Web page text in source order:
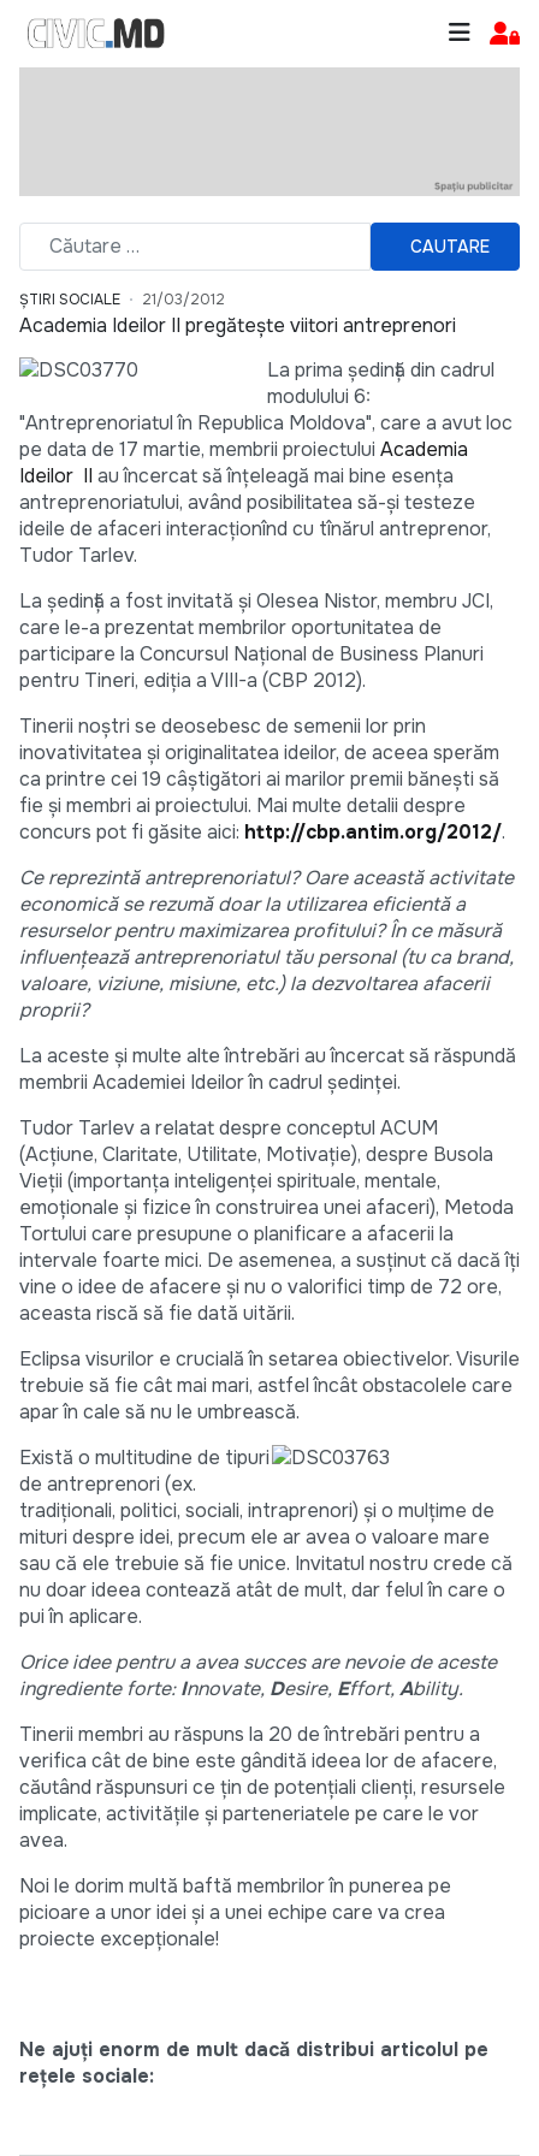
CAUTARE
ȘTIRI SOCIALE 21/03/2012
Academia Ideilor II pregăteşte viitori antreprenori
La prima şedință din cadrul
modulului 6:
"Antreprenoriatul în Republica Moldova", care a avut loc
pe data de 17 martie, membrii proiectului Academia
Ideilor II au încercat să înțeleagă mai bine esența
antreprenoriatului, având posibilitatea să-şi testeze
ideile de afaceri interacționînd cu tînărul antreprenor,
Tudor Tarlev.
La ședință a fost invitată și Olesea Nistor, membru JCI,
care le-a prezentat membrilor oportunitatea de
participare la Concursul Naţional de Business Planuri
pentru Tineri, ediţia a VIII-a (CBP 2012).
Tinerii noştri se deosebesc de semenii lor prin
inovativitatea şi originalitatea ideilor, de aceea sperăm
ca printre cei 19 câştigători ai marilor premii băneşti să
fie şi membri ai proiectului. Mai multe detalii despre
concurs pot fi găsite aici: http://cbp.antim.org/2012/.
Ce reprezintă antreprenoriatul? Oare această activitate
economică se rezumă doar la utilizarea eficientă a
resurselor pentru maximizarea profitului? În ce măsură
influențează antreprenoriatul tău personal (tu ca brand,
valoare, viziune, misiune, etc.) la dezvoltarea afacerii
proprii?
La aceste şi multe alte întrebări au încercat să răspundă
membrii Academiei Ideilor în cadrul ședinței.
Tudor Tarlev a relatat despre conceptul ACUM
(Acțiune, Claritate, Utilitate, Motivație), despre Busola
Vieții (importanța inteligenței spirituale, mentale,
emoționale şi fizice în construirea unei afaceri), Metoda
Tortului care presupune o planificare a afacerii la
intervale foarte mici. De asemenea, a susținut că dacă îți
vine o idee de afacere şi nu o valorifici timp de 72 ore,
aceasta riscă să fie dată uitării.
Eclipsa visurilor e crucială în setarea obiectivelor. Visurile
trebuie să fie cât mai mari, astfel încât obstacolele care
apar în cale să nu le umbrească.
Există o multitudine de tipuri
de antreprenori (ex.
tradiționali, politici, sociali, intraprenori) şi o mulțime de
mituri despre idei, precum ele ar avea o valoare mare
sau că ele trebuie să fie unice. Invitatul nostru crede că
nu doar ideea contează atât de mult, dar felul în care o
pui în aplicare.
Orice idee pentru a avea succes are nevoie de aceste
ingrediente forte: Innovate, Desire, Effort,Ability.
Tinerii membri au răspuns la 20 de întrebări pentru a
verifica cât de bine este gândită ideea lor de afacere,
căutând răspunsuri ce țin de potențiali clienți, resursele
implicate, activitățile şi parteneriatele pe care le vor
avea.
Noi le dorim multă baftă membrilor în punerea pe
picioare a unor idei şi a unei echipe care va crea
proiecte excepționale!
Ne ajuți enorm de mult dacă distribui articolul pe
rețele sociale: